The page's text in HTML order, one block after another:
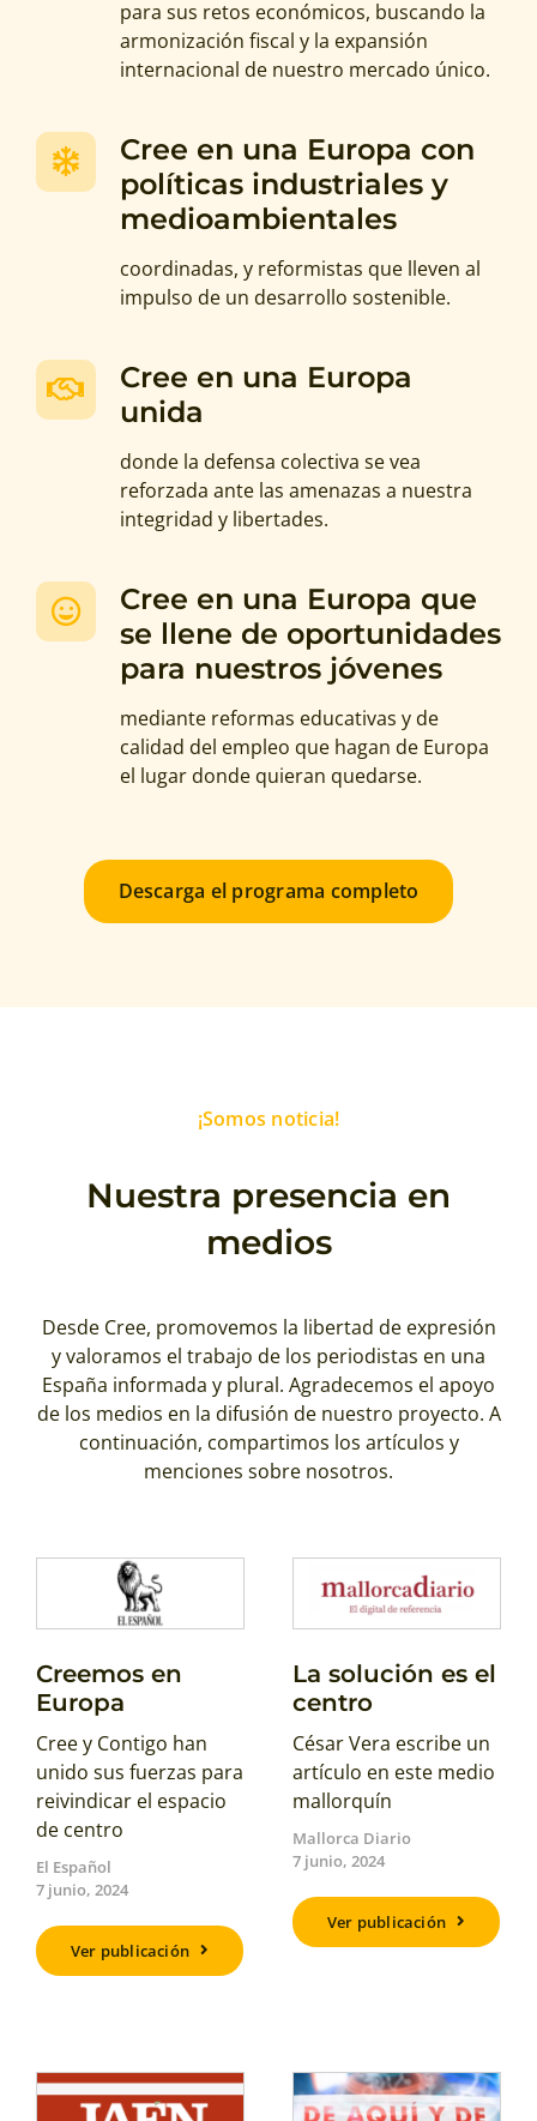
para sus retos económicos, buscando la
armonización fiscal y la expansión
internacional de nuestro mercado único.
Cree en una Europa con
políticas industriales y
medioambientales
coordinadas, y reformistas que lleven al
impulso de un desarrollo sostenible.
Cree en una Europa
unida
donde la defensa colectiva se vea
reforzada ante las amenazas a nuestra
integridad y libertades.
Cree en una Europa que
se llene de oportunidades
para nuestros jóvenes
mediante reformas educativas y de
calidad del empleo que hagan de Europa
el lugar donde quieran quedarse.
Descarga el programa completo
¡Somos noticia!
Nuestra presencia en
medios
Desde Cree, promovemos la libertad de expresión
y valoramos el trabajo de los periodistas en una
España informada y plural. Agradecemos el apoyo
de los medios en la difusión de nuestro proyecto. A
continuación, compartimos los artículos y
menciones sobre nosotros.
Creemos en
Europa
Cree y Contigo han
unido sus fuerzas para
reivindicar el espacio
de centro
El Español
7 junio, 2024
Ver publicación
La solución es el
centro
César Vera escribe un
artículo en este medio
mallorquín
Mallorca Diario
7 junio, 2024
Ver publicación